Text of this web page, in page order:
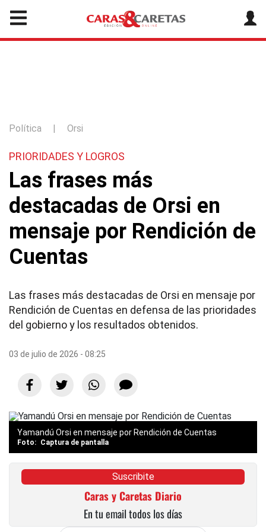
Política | Orsi
PRIORIDADES Y LOGROS
Las frases más
destacadas de Orsi en
mensaje por Rendición de
Cuentas
Las frases más destacadas de Orsi en mensaje por
Rendición de Cuentas en defensa de las prioridades
del gobierno y los resultados obtenidos.
03 de julio de 2026 - 08:25
Yamandú Orsi en mensaje por Rendición de Cuentas
Captura de pantalla
Suscribite
Caras y Caretas Diario
En tu email todos los días